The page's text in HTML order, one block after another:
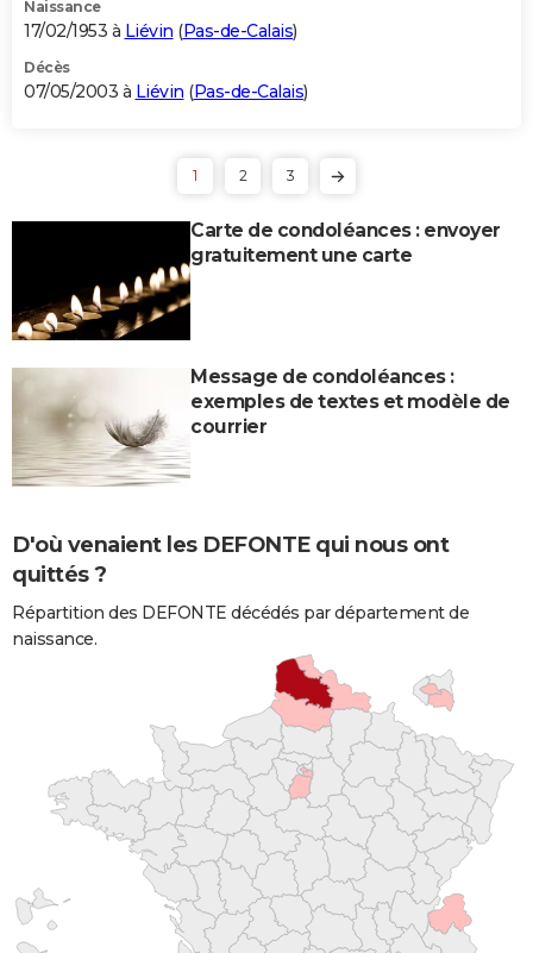
Naissance
17/02/1953 à Liévin (Pas-de-Calais)
Décès
07/05/2003 à Liévin (Pas-de-Calais)
1 2 3
Carte de condoléances : envoyer
gratuitement une carte
Message de condoléances :
exemples de textes et modèle de
courrier
D'où venaient les DEFONTE qui nous ont
quittés ?
Répartition des DEFONTE décédés par département de
naissance.